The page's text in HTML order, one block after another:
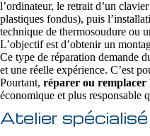
l’ordinateur, le retrait d’un
plastiques fondus), puis
technique de thermosoudure ou
L’objectif est d’obtenir un
Ce type de réparation demande
et une réelle expérience. C’est
Pourtant, réparer ou remplacer
économique et plus responsable
Atelier